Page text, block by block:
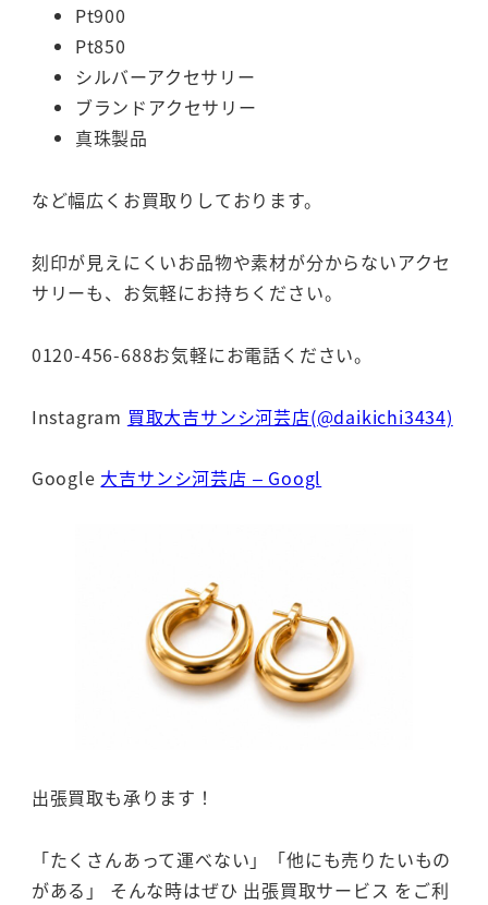
Pt900
Pt850
シルバーアクセサリー
ブランドアクセサリー
真珠製品
など幅広くお買取りしております。
刻印が見えにくいお品物や素材が分からないアクセ
サリーも、お気軽にお持ちください。
0120-456-688お気軽にお電話ください。
Instagram 買取大吉サンシ河芸店(@daikichi3434)
Google 大吉サンシ河芸店 – Googl
出張買取も承ります！
「たくさんあって運べない」「他にも売りたいもの
がある」 そんな時はぜひ 出張買取サービス をご利